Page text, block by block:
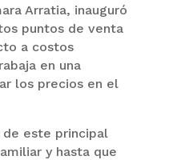
Arratia, inauguró
puntos de venta
a costos
en una
los precios en el
este principal
y hasta que